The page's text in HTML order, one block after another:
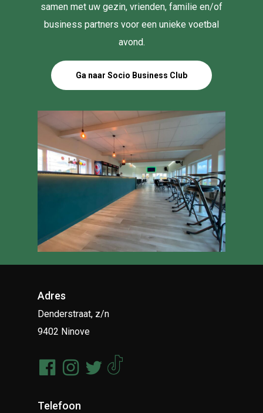
samen met uw gezin, vrienden, familie en/of
business partners voor een unieke voetbal
avond.
Ga naar Socio Business Club
Adres
Denderstraat, z/n
9402 Ninove
Telefoon